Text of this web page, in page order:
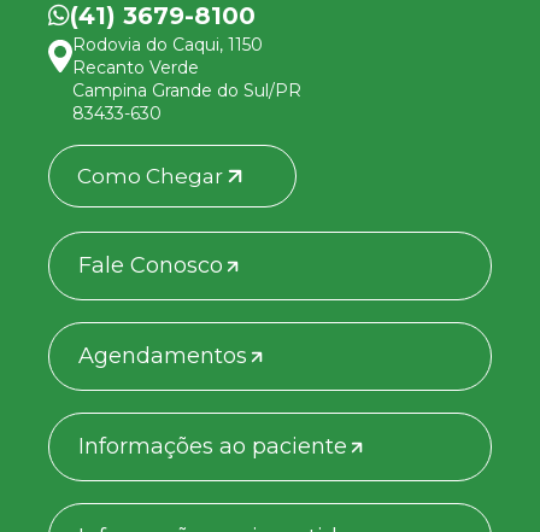
(41) 3679-8100
Rodovia do Caqui, 1150
Recanto Verde
Campina Grande do Sul/PR
83433-630
Como Chegar
Fale Conosco
Agendamentos
Informações ao paciente